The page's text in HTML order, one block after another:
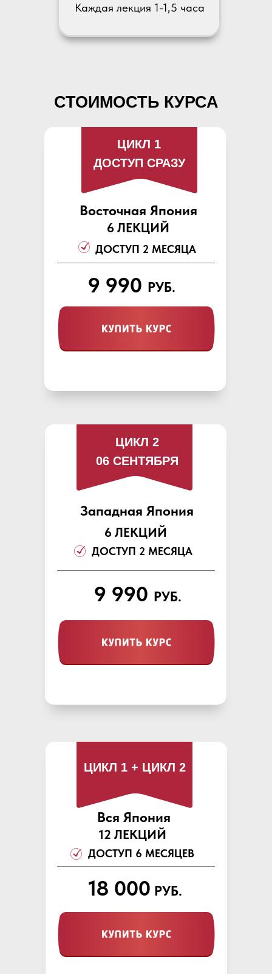
Каждая лекция 1-1,5 часа
ДОСТУП 2 МЕСЯЦА
СТОИМОСТЬ КУРСА
9 990
ДОСТУП 6 МЕСЯЦЕВ
ЦИКЛ 2
06 СЕНТЯБРЯ
ЦИКЛ 1
ДОСТУП СРАЗУ
РУБ.
ЦИКЛ 1 + ЦИКЛ 2
Восточная Япония
Западная Япония
Вся Япония
6 ЛЕКЦИЙ
6 ЛЕКЦИЙ
12 ЛЕКЦИЙ
ДОСТУП 2 МЕСЯЦА
9 990
РУБ.
18 000
РУБ.